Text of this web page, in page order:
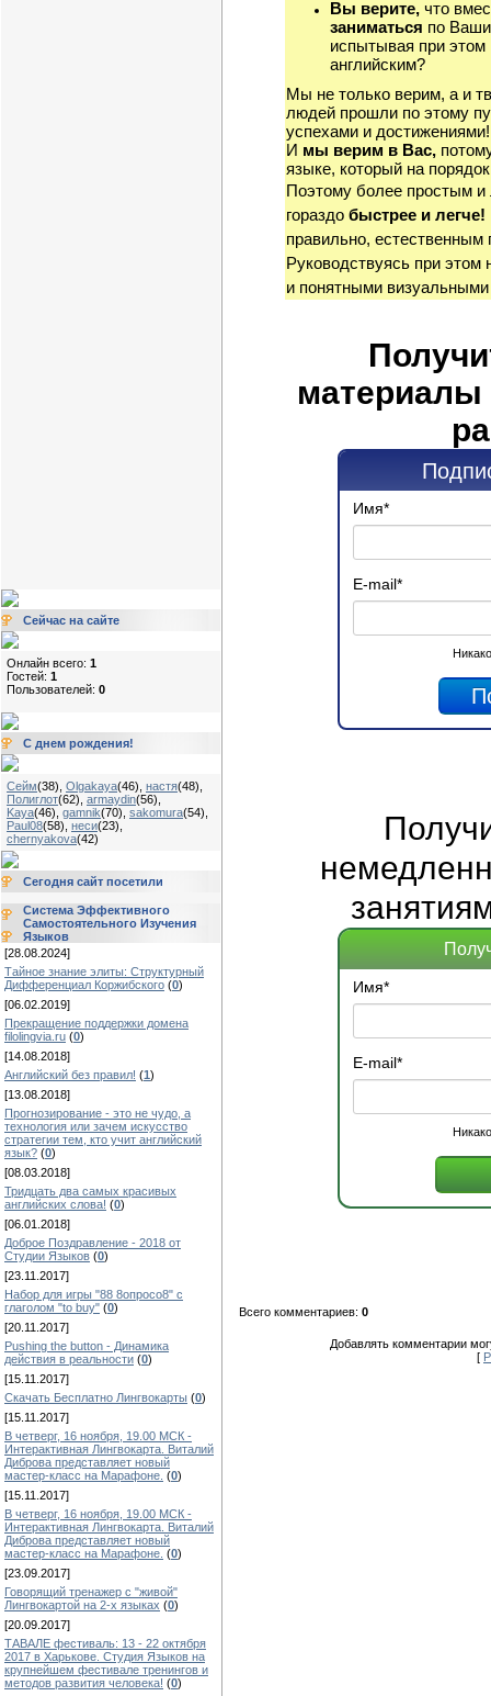
Сейчас на сайте
Онлайн всего: 1
Гостей: 1
Пользователей: 0
С днем рождения!
Сейм(38) Olgakaya(46) настя(48)
Полиглот(62) armaydin(56)
Kaya(46) gamnik(70) sakomura(54)
Paul08(58) неси(23)
chernyakova(42)
Сегодня сайт посетили
Система Эффективного
Самостоятельного Изучения
Языков
[28.08.2024]
Тайное знание элиты: Структурный
Дифференциал Коржибского (0)
[06.02.2019]
Прекращение поддержки домена
filolingvia.ru (0)
[14.08.2018]
Английский без правил! (1)
[13.08.2018]
Прогнозирование - это не чудо, а
технология или зачем искусство
стратегии тем, кто учит английский
язык? (0)
[08.03.2018]
Тридцать два самых красивых
английских слова! (0)
[06.01.2018]
Доброе Поздравление - 2018 от
Студии Языков (0)
[23.11.2017]
Набор для игры "88 8опросо8" с
глаголом "to buy" (0)
[20.11.2017]
Pushing the button - Динамика
действия в реальности (0)
[15.11.2017]
Скачать Бесплатно Лингвокарты (0)
[15.11.2017]
В четверг, 16 ноября, 19.00 МСК -
Интерактивная Лингвокарта. Виталий
Диброва представляет новый
мастер-класс на Марафоне. (0)
[15.11.2017]
В четверг, 16 ноября, 19.00 МСК -
Интерактивная Лингвокарта. Виталий
Диброва представляет новый
мастер-класс на Марафоне. (0)
[23.09.2017]
Говорящий тренажер с "живой"
Лингвокартой на 2-х языках (0)
[20.09.2017]
ТАВАЛЕ фестиваль: 13 - 22 октября
2017 в Харькове. Студия Языков на
крупнейшем фестивале тренингов и
методов развития человека! (0)
Вы верите, что
заниматься по
испытывая при этом
английским?
Мы не только верим, а и
людей прошли по этому
успехами и достижениями!
И мы верим в Вас,
языке, который на
Поэтому более простым
гораздо быстрее и легче!
правильно, естественным
Руководствуясь при
и понятными
материалы
Имя*
E-mail*
Имя*
E-mail*
Всего комментариев: 0
Добавлять комментарии
[